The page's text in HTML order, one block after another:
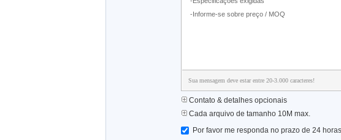
Sua mensagem deve estar entre 20-3.000 caracteres!
Contato & detalhes opcionais
Cada arquivo de tamanho 10M max.
Por favor me responda no prazo de 24